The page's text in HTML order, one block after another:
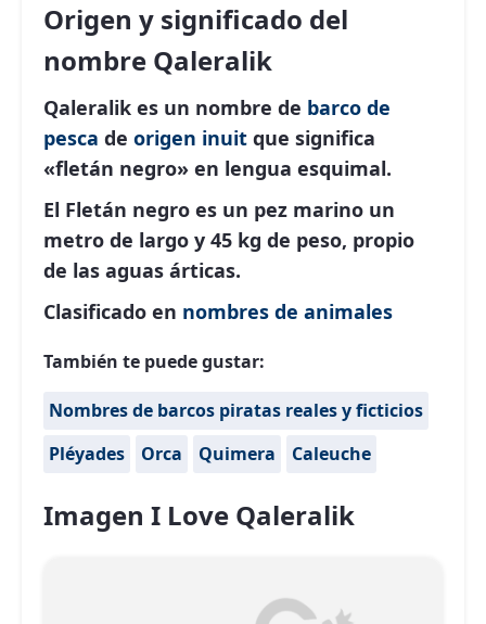
Origen y significado del
nombre Qaleralik
Qaleralik es un nombre de barco de
pesca de origen inuit que significa
«fletán negro» en lengua esquimal.
El Fletán negro es un pez marino un
metro de largo y 45 kg de peso, propio
de las aguas árticas.
Clasificado en nombres de animales
También te puede gustar:
Nombres de barcos piratas reales y ficticios
Pléyades
Orca Quimera Caleuche
Imagen I Love Qaleralik